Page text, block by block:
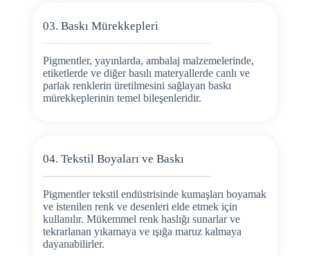
03. Baskı Mürekkepleri
Pigmentler, yayınlarda, ambalaj malzemelerinde,
etiketlerde ve diğer basılı materyallerde canlı ve
parlak renklerin üretilmesini sağlayan baskı
mürekkeplerinin temel bileşenleridir.
04. Tekstil Boyaları ve Baskı
Pigmentler tekstil endüstrisinde kumaşları boyamak
ve istenilen renk ve desenleri elde etmek için
kullanılır. Mükemmel renk haslığı sunarlar ve
tekrarlanan yıkamaya ve ışığa maruz kalmaya
dayanabilirler.